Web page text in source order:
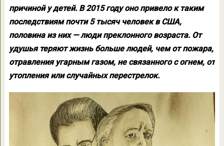
причиной у детей. В 2015 году оно привело к таким
последствиям почти 5 тысяч человек в США,
половина из них — люди преклонного возраста. От
удушья теряют жизнь больше людей, чем от пожара,
отравления угарным газом, не связанного с огнем, от
утопления или случайных перестрелок.